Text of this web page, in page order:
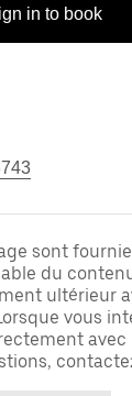
in to book
sont
du
ultérieur
vous
avec